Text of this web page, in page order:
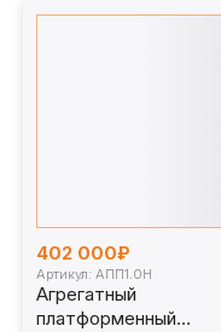
402 000₽
Артикул: АПП1.0Н
Агрегатный
платформенный